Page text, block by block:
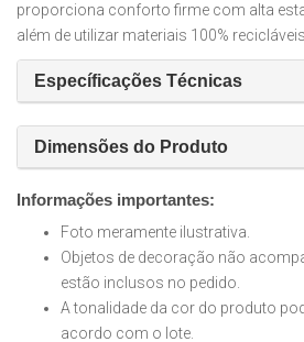
proporciona conforto firme com alta
além de utilizar materiais 100% recicláveis.
Específicações Técnicas
Dimensões do Produto
Informações importantes:
Foto meramente ilustrativa.
Objetos de decoração não
estão inclusos no pedido.
A tonalidade da cor do produto
acordo com o lote.